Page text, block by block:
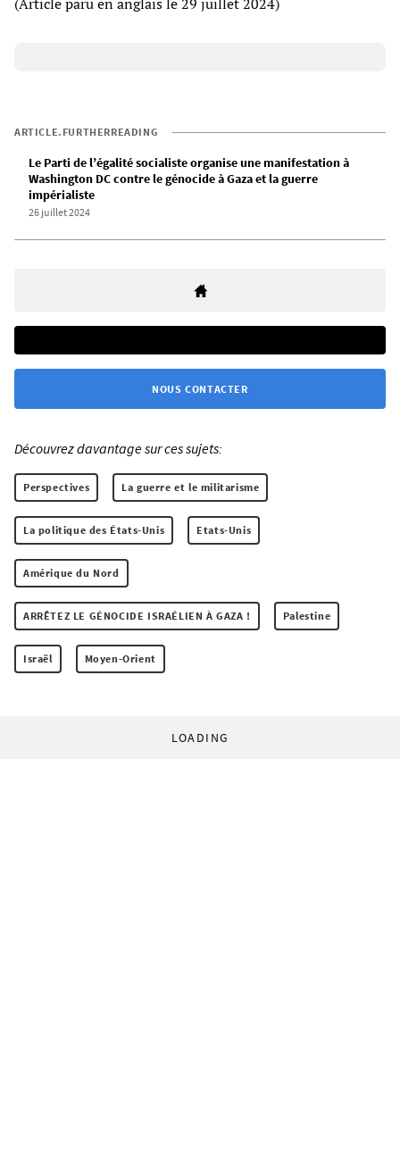
ARTICLE.FURTHERREADING
Le Parti de l’égalité socialiste organise une manifestation à
Washington DC contre le génocide à Gaza et la guerre
impérialiste
26 juillet 2024
NOUS CONTACTER
Découvrez davantage sur ces sujets:
Perspectives La guerre et le militarisme
La politique des États-Unis Etats-Unis
Amérique du Nord
ARRÊTEZ LE GÉNOCIDE ISRAÉLIEN À GAZA ! Palestine
Israël Moyen-Orient
LOADING